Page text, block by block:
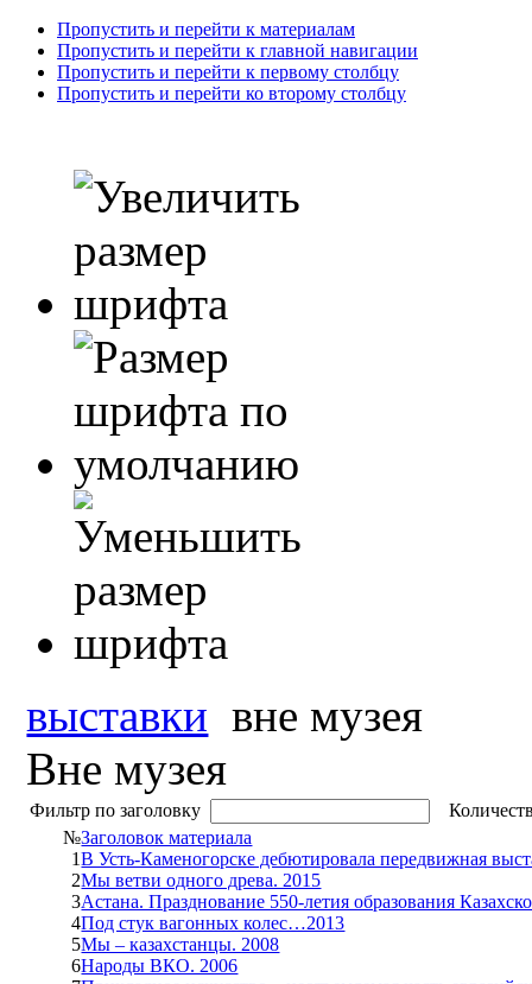
Пропустить и перейти к материалам
Пропустить и перейти к главной навигации
Пропустить и перейти к первому столбцу
Пропустить и перейти ко второму столбцу
выставки вне музея
Вне музея
Фильтр по заголовку
№Заголовок материала
1В Усть-Каменогорске дебютировала передвижная
2Мы ветви одного древа. 2015
3Астана. Празднование 550-летия образования
4Под стук вагонных колес…2013
5Мы – казахстанцы. 2008
6Народы ВКО. 2006